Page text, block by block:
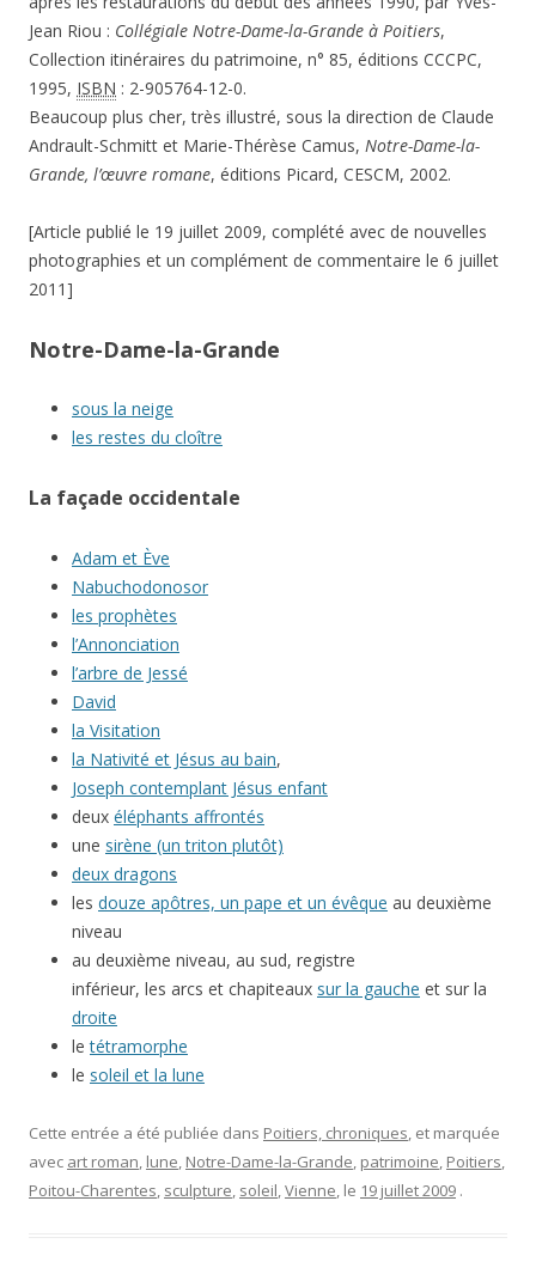
Jean Riou : Collégiale Notre-Dame-la-Grande à Poitiers,
Collection itinéraires du patrimoine, n° 85, éditions CCCPC,
1995, ISBN : 2-905764-12-0.
Beaucoup plus cher, très illustré, sous la direction de Claude
Andrault-Schmitt et Marie-Thérèse Camus, Notre-Dame-la-
Grande, l’œuvre romane, éditions Picard, CESCM, 2002.
[Article publié le 19 juillet 2009, complété avec de nouvelles
photographies et un complément de commentaire le 6 juillet
2011]
Notre-Dame-la-Grande
sous la neige
les restes du cloître
La façade occidentale
Adam et Ève
Nabuchodonosor
les prophètes
l’Annonciation
l’arbre de Jessé
David
la Visitation
la Nativité et Jésus au bain,
Joseph contemplant Jésus enfant
deux éléphants affrontés
une sirène (un triton plutôt)
deux dragons
les douze apôtres, un pape et un évêque au deuxième
niveau
au deuxième niveau, au sud, registre
inférieur, les arcs et chapiteaux sur la gauche et sur la
droite
letétramorphe
le soleil et la lune
Cette entrée a été publiée dans Poitiers, chroniques, et marquée
avec art roman, lune, Notre-Dame-la-Grande, patrimoine, Poitiers,
Poitou-Charentes, sculpture, soleil,Vienne, le 19 juillet 2009 .